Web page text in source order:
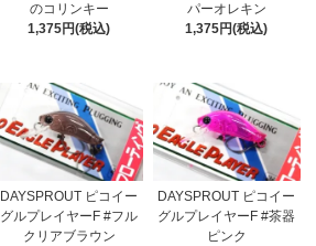
のコリンキー
1,375円(税込)
パーオレキン
1,375円(税込)
DAYSPROUT ピコイー
グルプレイヤーF #フル
クリアブラウン
DAYSPROUT ピコイー
グルプレイヤーF #茶器
ピンク